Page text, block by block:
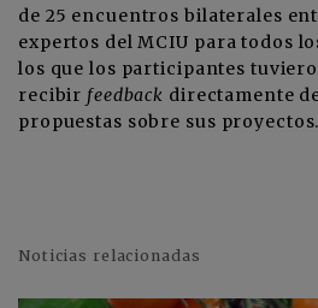
de 25 encuentros bilaterales
expertos del MCIU para todos
los que los participantes
recibir feedback directamente
propuestas sobre sus proyectos.
Noticias relacionadas